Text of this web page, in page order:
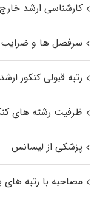
کارشناسی ارشد
سرفصل ها و
رتبه قبولی کنکور ارشد
ظرفیت رشته های
پزشکی از لیسانس
مصاحبه با رتبه های